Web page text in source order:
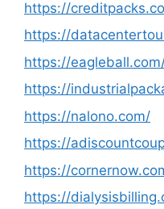
https://
https://
https://
https://
https://nalono.com/
https://
https://
https://